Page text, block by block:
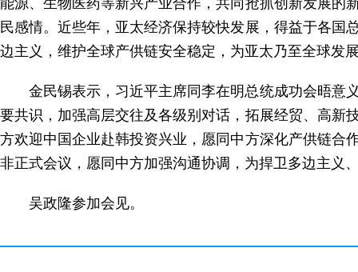
民感情。近些年，亚太经济保持较快发展，得益于各
边主义，维护全球产供链安全稳定，为亚太乃至全球发
金民锡表示，习近平主席同李在明总统成功会晤意
要共识，加强高层交往及各级别对话，拓展经贸、高新
方欢迎中国企业赴韩投资兴业，愿同中方深化产供链合
非正式会议，愿同中方加强沟通协调，为捍卫多边主义
吴政隆参加会见。